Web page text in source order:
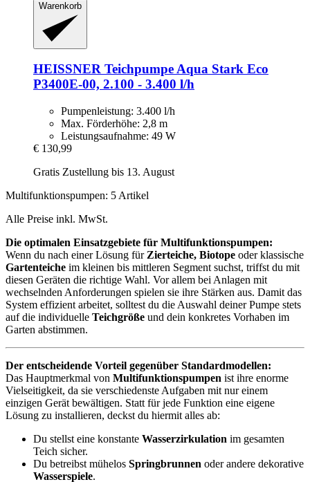
Warenkorb
HEISSNER Teichpumpe Aqua Stark Eco
P3400E-​00, 2.100 -​ 3.400 l/h
Pumpenleistung: 3.400 l/h
Max. Förderhöhe: 2,8 m
Leistungsaufnahme: 49 W
€ 130,99
Gratis Zustellung bis 13. August
Multifunktionspumpen: 5 Artikel
Alle Preise inkl. MwSt.
Die optimalen Einsatzgebiete für Multifunktionspumpen:
Wenn du nach einer Lösung für Zierteiche, Biotope oder klassische
Gartenteiche im kleinen bis mittleren Segment suchst, triffst du mit
diesen Geräten die richtige Wahl. Vor allem bei Anlagen mit
wechselnden Anforderungen spielen sie ihre Stärken aus. Damit das
System effizient arbeitet, solltest du die Auswahl deiner Pumpe stets
auf die individuelle Teichgröße und dein konkretes Vorhaben im
Garten abstimmen.
Der entscheidende Vorteil gegenüber Standardmodellen:
Das Hauptmerkmal von Multifunktionspumpen ist ihre enorme
Vielseitigkeit, da sie verschiedenste Aufgaben mit nur einem
einzigen Gerät bewältigen. Statt für jede Funktion eine eigene
Lösung zu installieren, deckst du hiermit alles ab:
Du stellst eine konstante Wasserzirkulation im gesamten
Teich sicher.
Du betreibst mühelos Springbrunnen oder andere dekorative
Wasserspiele.